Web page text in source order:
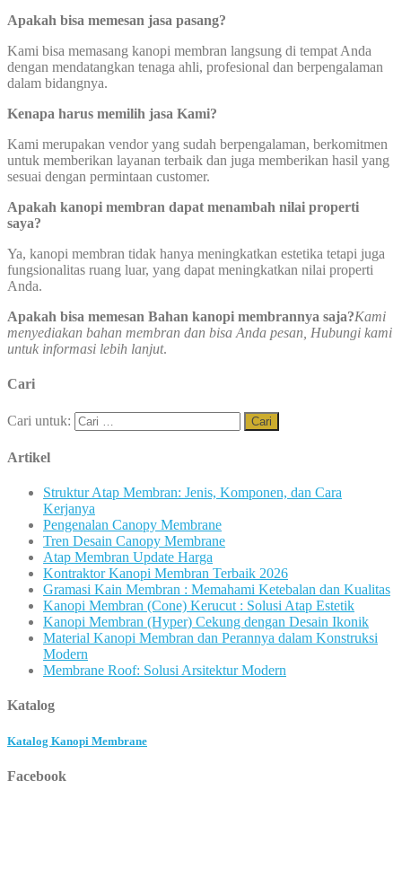
Apakah bisa memesan jasa pasang?
Kami bisa memasang kanopi membran langsung di tempat Anda
dengan mendatangkan tenaga ahli, profesional dan berpengalaman
dalam bidangnya.
Kenapa harus memilih jasa Kami?
Kami merupakan vendor yang sudah berpengalaman, berkomitmen
untuk memberikan layanan terbaik dan juga memberikan hasil yang
sesuai dengan permintaan customer.
Apakah kanopi membran dapat menambah nilai properti
saya?
Ya, kanopi membran tidak hanya meningkatkan estetika tetapi juga
fungsionalitas ruang luar, yang dapat meningkatkan nilai properti
Anda.
Apakah bisa memesan Bahan kanopi membrannya saja?Kami
menyediakan bahan membran dan bisa Anda pesan, Hubungi kami
untuk informasi lebih lanjut.
Cari
Cari untuk:
Artikel
Struktur Atap Membran: Jenis, Komponen, dan Cara
Kerjanya
Pengenalan Canopy Membrane
Tren Desain Canopy Membrane
Atap Membran Update Harga
Kontraktor Kanopi Membran Terbaik 2026
Gramasi Kain Membran : Memahami Ketebalan dan Kualitas
Kanopi Membran (Cone) Kerucut : Solusi Atap Estetik
Kanopi Membran (Hyper) Cekung dengan Desain Ikonik
Material Kanopi Membran dan Perannya dalam Konstruksi
Modern
Membrane Roof: Solusi Arsitektur Modern
Katalog
Katalog Kanopi Membrane
Facebook